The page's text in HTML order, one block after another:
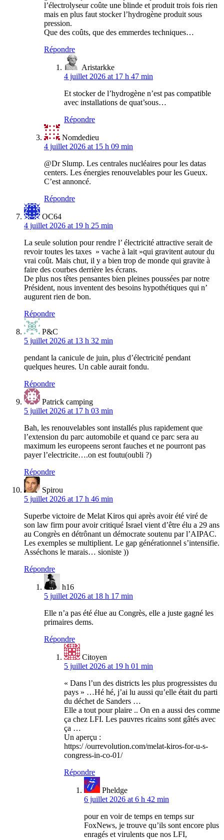
l’électrolyseur coûte une blinde et produit trois fois rien
mais en plus faut stocker l’hydrogène produit sous
pression.
Que des coûts, que des emmerdes techniques…
Répondre
Aristarkke
4 juillet 2026 at 17 h 47 min
Et stocker de l’hydrogène n’est pas compatible
avec installations de quat’sous…
Répondre
Nomdedieu
4 juillet 2026 at 15 h 09 min
@Dr Slump. Les centrales nucléaires pour les datas
centers. Les énergies renouvelables pour les Gueux.
C’est annoncé.
Répondre
OC64
4 juillet 2026 at 19 h 25 min
La seule solution pour rendre l’ électricité attractive serait de
revoir toutes les taxes » vache à lait »qui gravitent autour du
vrai coût. Mais chut, il y a bien trop de monde qui gravite à
faire des courbes derrière les écrans.
De plus nos têtes pensantes bien pleines poussées par notre
Président, nous inventent des besoins hypothétiques qui n’
augurent rien de bon.
Répondre
P&C
5 juillet 2026 at 13 h 32 min
pendant la canicule de juin, plus d’électricité pendant
quelques heures. Un cable aurait fondu.
Répondre
Patrick camping
5 juillet 2026 at 17 h 03 min
Bah, les renouvelables sont installés plus rapidement que
l’extension du parc automobile et quand ce parc sera au
maximum les europeens seront fauches et ne pourront pas
payer l’electricite….on est foutu(oubli ?)
Répondre
Spirou
5 juillet 2026 at 17 h 46 min
Superbe victoire de Melat Kiros qui après avoir été viré de
son law firm pour avoir critiqué Israel vient d’être élu a 29 ans
au Congrès en détrônant un démocrate soutenu par l’AIPAC.
Les exemples se multiplient. Le gap générationnel s’intensifie.
Asséchons le marais… sioniste ))
Répondre
h16
5 juillet 2026 at 18 h 17 min
Elle n’a pas été élue au Congrès, elle a juste gagné les
primaires dems.
Répondre
Citoyen
5 juillet 2026 at 19 h 01 min
« Dans l’un des districts les plus progressistes du
pays » …Hé hé, j’ai lu aussi qu’elle était du parti
du déchet de Sanders …
Elle a tout pour plaire .. On en a aussi des comme
ça chez LFI. Les pauvres ricains sont gâtés avec
ça …
Un aperçu :
https:/ /ourrevolution.com/melat-kiros-for-u-s-
congress-in-co-01/
Répondre
Pheldge
6 juillet 2026 at 6 h 42 min
pour en voir de temps en temps sur
FoxNews, je trouve qu’ils sont encore plus
enragés et virulents que nos LFI,